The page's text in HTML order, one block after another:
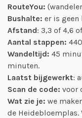
RouteYou:
Bushalte: er is
Afstand: 3,3 of 4,6
Aantal stappen:
Wandeltijd: 45
minuten.
Laatst bijgewerkt:
Scan de code: voor
Wat zie je: we
de Heidebloemplas.